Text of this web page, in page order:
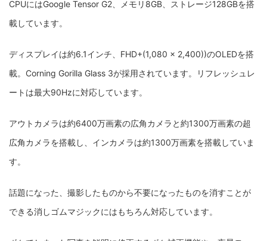
CPUにはGoogle Tensor G2、メモリ8GB、ストレージ128GBを搭
載しています。
ディスプレイは約6.1インチ、FHD+(1,080 x 2,400))のOLEDを搭
載。Corning Gorilla Glass 3が採用されています。リフレッシュレ
ートは最大90Hzに対応しています。
アウトカメラは約6400万画素の広角カメラと約1300万画素の超
広角カメラを搭載し、インカメラは約1300万画素を搭載していま
す。
話題になった、撮影したものから不要になったものを消すことが
できる消しゴムマジックにはもちろん対応しています。